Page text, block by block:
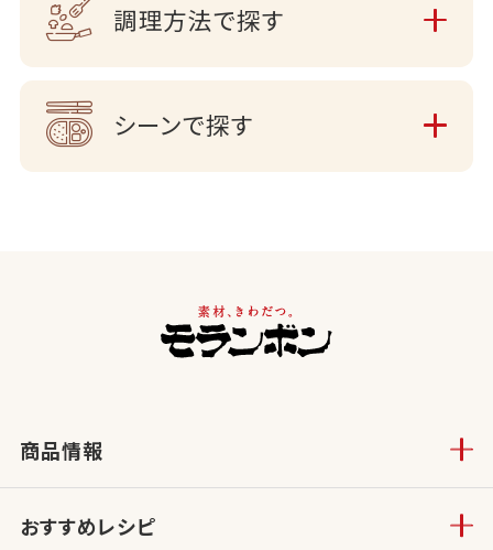
調理方法で探す
シーンで探す
商品情報
おすすめレシピ